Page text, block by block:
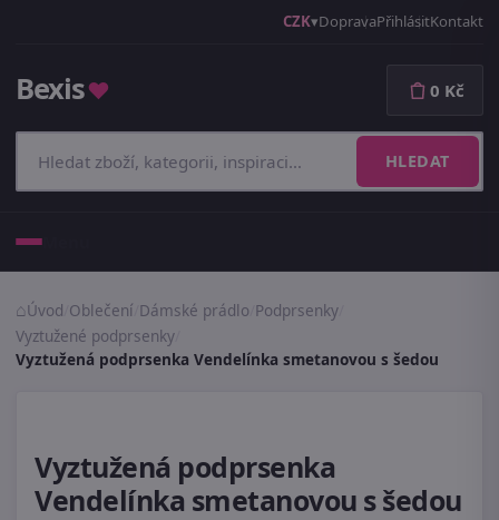
CZK DopravaPřihlásitKontakt
Bexis♥
HLEDAT
0 Kč
Úvod Oblečení Dámské prádlo Podprsenky
Vyztužené podprsenky
Vyztužená podprsenka Vendelínka smetanovou s šedou
Vyztužená podprsenka
Vendelínka smetanovou s šedou